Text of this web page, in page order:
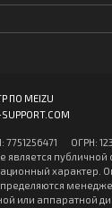
ПО MEIZU
ОГPН:
является публичной
характер.
или аппаратной